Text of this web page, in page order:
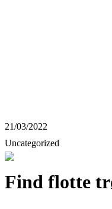
21/03/2022
Uncategorized
Find flotte